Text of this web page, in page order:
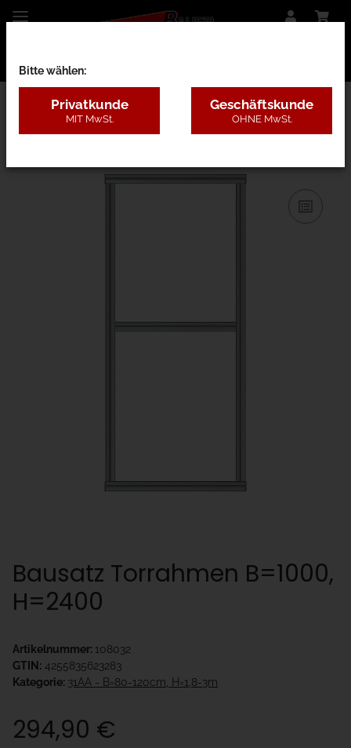
31AA - B=80-120cm, H=1,8-3m
Bausatz Torrahmen B=1000,
H=2400
Artikelnummer: 108032
GTIN: 4255835623283
Kategorie: 31AA - B=80-120cm, H=1,8-3m
294,90 €
Bitte wählen:
Privatkunde
MIT MwSt.
Geschäftskunde
OHNE MwSt.